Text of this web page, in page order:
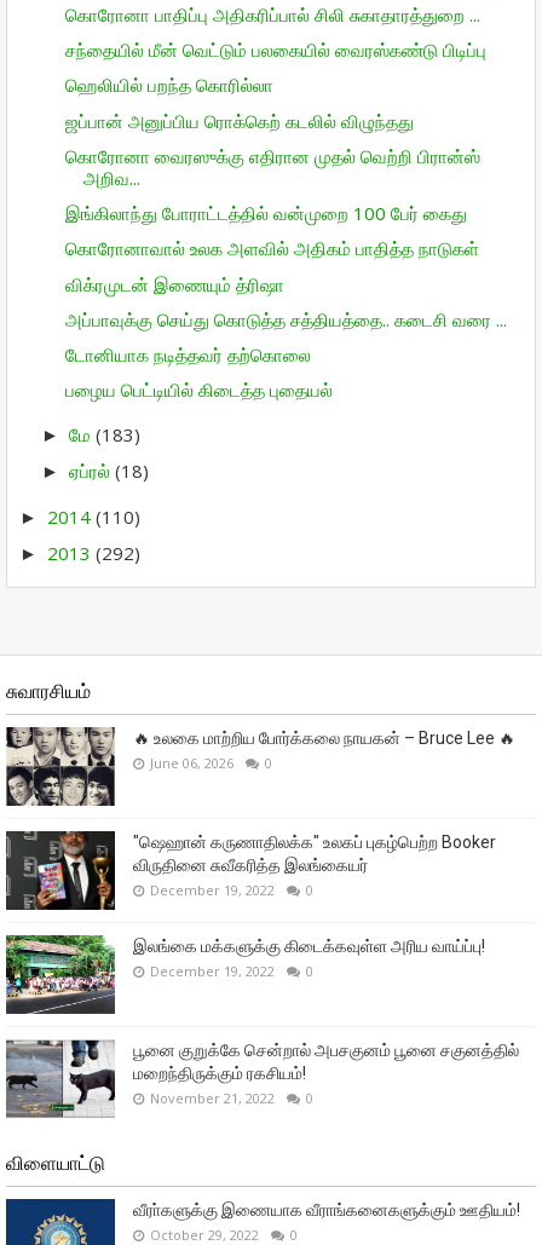
கொரோனா பாதிப்பு அதிகரிப்பால் சிலி சுகாதாரத்துறை ...
சந்தையில் மீன் வெட்டும் பலகையில் வைரஸ்கண்டு பிடிப்பு
ஹெலியில் பறந்த கொரில்லா
ஜப்பான் அனுப்பிய ரொக்கெற் கடலில் விழுந்தது
கொரோனா வைரஸுக்கு எதிரான முதல் வெற்றி பிரான்ஸ்
அறிவ...
இங்கிலாந்து போராட்டத்தில் வன்முறை 100 பேர் கைது
கொரோனாவால் உலக அளவில் அதிகம் பாதித்த நாடுகள்
விக்ரமுடன் இணையும் த்ரிஷா
அப்பாவுக்கு செய்து கொடுத்த சத்தியத்தை.. கடைசி வரை ...
டோனியாக நடித்தவர் தற்கொலை
பழைய பெட்டியில் கிடைத்த புதையல்
► மே (183)
► ஏப்ரல் (18)
► 2014 (110)
► 2013 (292)
சுவாரசியம்
🔥 உலகை மாற்றிய போர்க்கலை நாயகன் – Bruce Lee 🔥
June 06, 2026 0
"ஷெஹான் கருணாதிலக்க" உலகப் புகழ்பெற்ற Booker
விருதினை சுவீகரித்த இலங்கையர்
December 19, 2022 0
இலங்கை மக்களுக்கு கிடைக்கவுள்ள அரிய வாய்ப்பு!
December 19, 2022 0
பூனை குறுக்கே சென்றால் அபசகுனம் பூனை சகுனத்தில்
மறைந்திருக்கும் ரகசியம்!
November 21, 2022 0
விளையாட்டு
வீரா்களுக்கு இணையாக வீராங்கனைகளுக்கும் ஊதியம்!
October 29, 2022 0